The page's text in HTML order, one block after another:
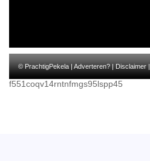
© PrachtigPekela |Adverteren?|Disclaimer
f551coqv14rntnfmgs95lspp45